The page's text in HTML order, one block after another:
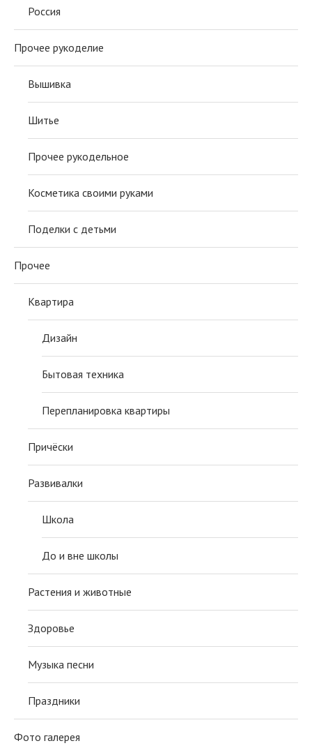
Россия
Прочее рукоделие
Вышивка
Шитье
Прочее рукодельное
Косметика своими руками
Поделки с детьми
Прочее
Квартира
Дизайн
Бытовая техника
Перепланировка квартиры
Причёски
Развивалки
Школа
До и вне школы
Растения и животные
Здоровье
Музыка песни
Праздники
Фото галерея